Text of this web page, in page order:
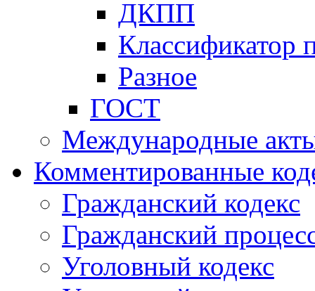
ДКПП
Классификатор
Разное
ГОСТ
Международные
Комментированные
Гражданский кодекс
Гражданский
Уголовный кодекс